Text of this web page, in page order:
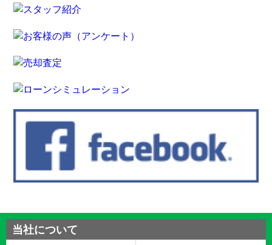
当社について